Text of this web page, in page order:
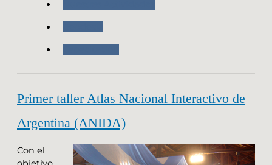
Primer taller Atlas Nacional Interactivo de
Argentina (ANIDA)
Con el